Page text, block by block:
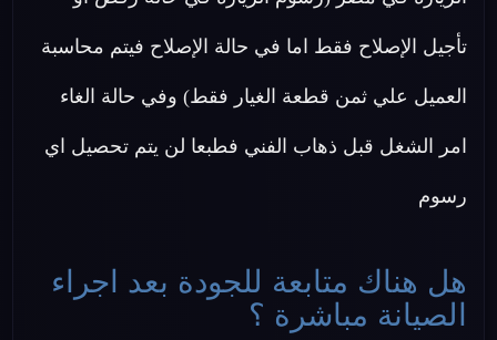
تأجيل الإصلاح فقط اما في حالة الإصلاح فيتم محاسبة
العميل علي ثمن قطعة الغيار فقط) وفي حالة الغاء
امر الشغل قبل ذهاب الفني فطبعا لن يتم تحصيل اي
رسوم
هل هناك متابعة للجودة بعد اجراء
الصيانة مباشرة ؟